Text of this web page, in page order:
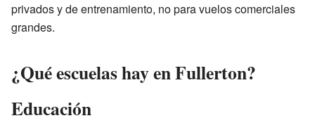
privados y de entrenamiento, no para vuelos comerciales
grandes.
¿Qué escuelas hay en Fullerton?
Educación